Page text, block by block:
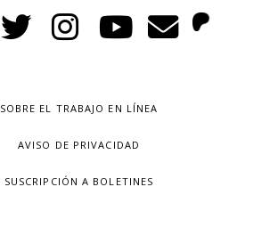
SOBRE EL TRABAJO EN LÍNEA
AVISO DE PRIVACIDAD
SUSCRIPCIÓN A BOLETINES